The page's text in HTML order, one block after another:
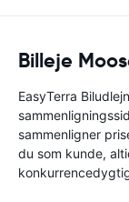
Billeje
EasyTerra
sammenligner
du som kunde,